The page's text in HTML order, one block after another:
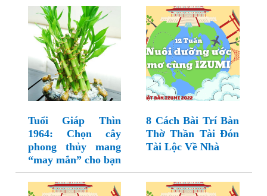
Tuổi Giáp Thìn
1964: Chọn cây
phong thủy mang
“may mắn” cho bạn
8 Cách Bài Trí Bàn
Thờ Thần Tài Đón
Tài Lộc Về Nhà